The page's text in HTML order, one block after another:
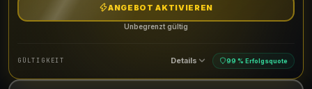
ANGEBOT AKTIVIEREN
Unbegrenzt gültig
GÜLTIGKEIT Details 99 % Erfolgsquote